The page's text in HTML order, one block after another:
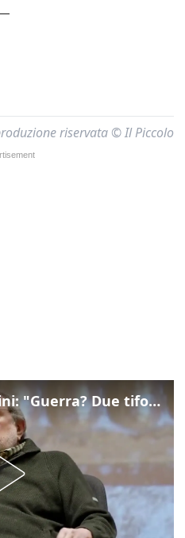
riservata © Il Piccolo
Medio Oriente, Guccini: "Guerra? Due tifoserie che si urlano contro e dimenticano vittime"